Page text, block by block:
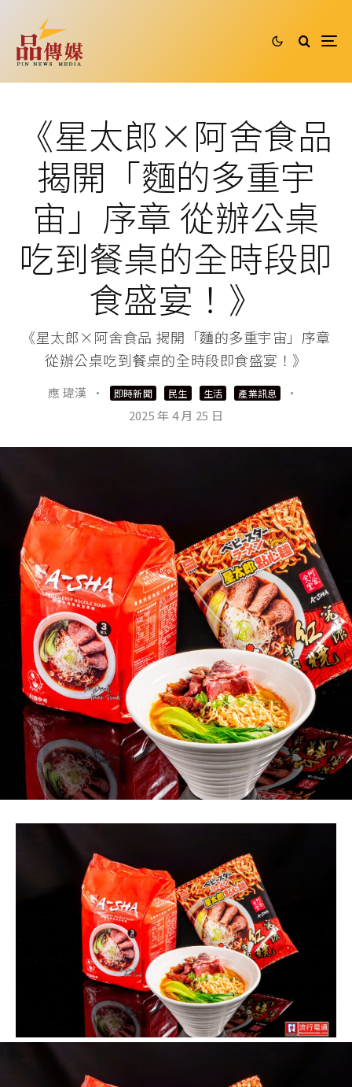
《星太郎×阿舍食品
揭開「麵的多重宇
宙」序章 從辦公桌
吃到餐桌的全時段即
食盛宴！》
《星太郎×阿舍食品 揭開「麵的多重宇宙」序章
從辦公桌吃到餐桌的全時段即食盛宴！》
應 瑋漢 · 即時新聞 民生 生活 產業訊息
·
2025 年 4 月 25 日